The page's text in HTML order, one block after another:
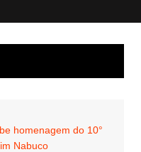
homenagem do 10°
Nabuco